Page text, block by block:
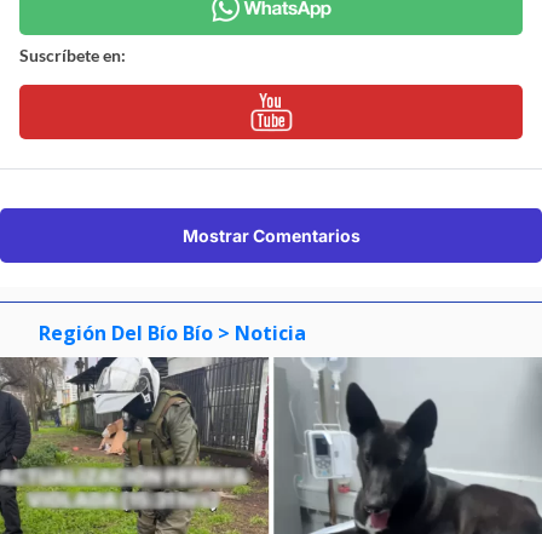
Suscríbete en:
Mostrar Comentarios
Región Del Bío Bío > Noticia